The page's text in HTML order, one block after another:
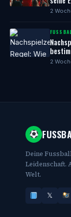
2
2
Deine
Leidenschaft.
Welt.
𝕏